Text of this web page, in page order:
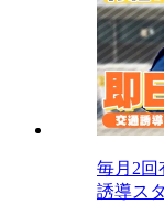
毎月2回
誘導ス